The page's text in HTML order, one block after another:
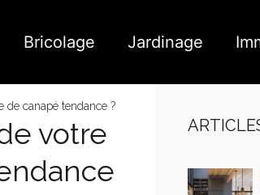
Bricolage Jardinage
de canapé tendance ?
votre